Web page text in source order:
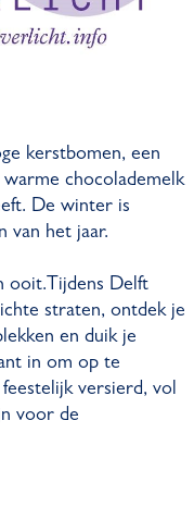
kerstbomen, een
warme chocolademelk
De winter is
van het jaar.
ooit.Tijdens Delft
straten, ontdek je
en duik je
in om op te
versierd, vol
voor de